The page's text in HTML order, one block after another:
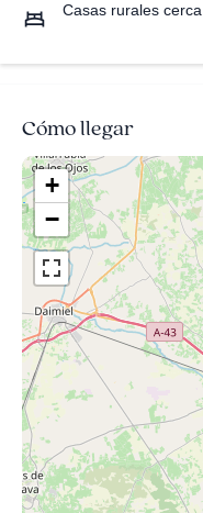
Casas rurales cerca
Cómo llegar
+
−